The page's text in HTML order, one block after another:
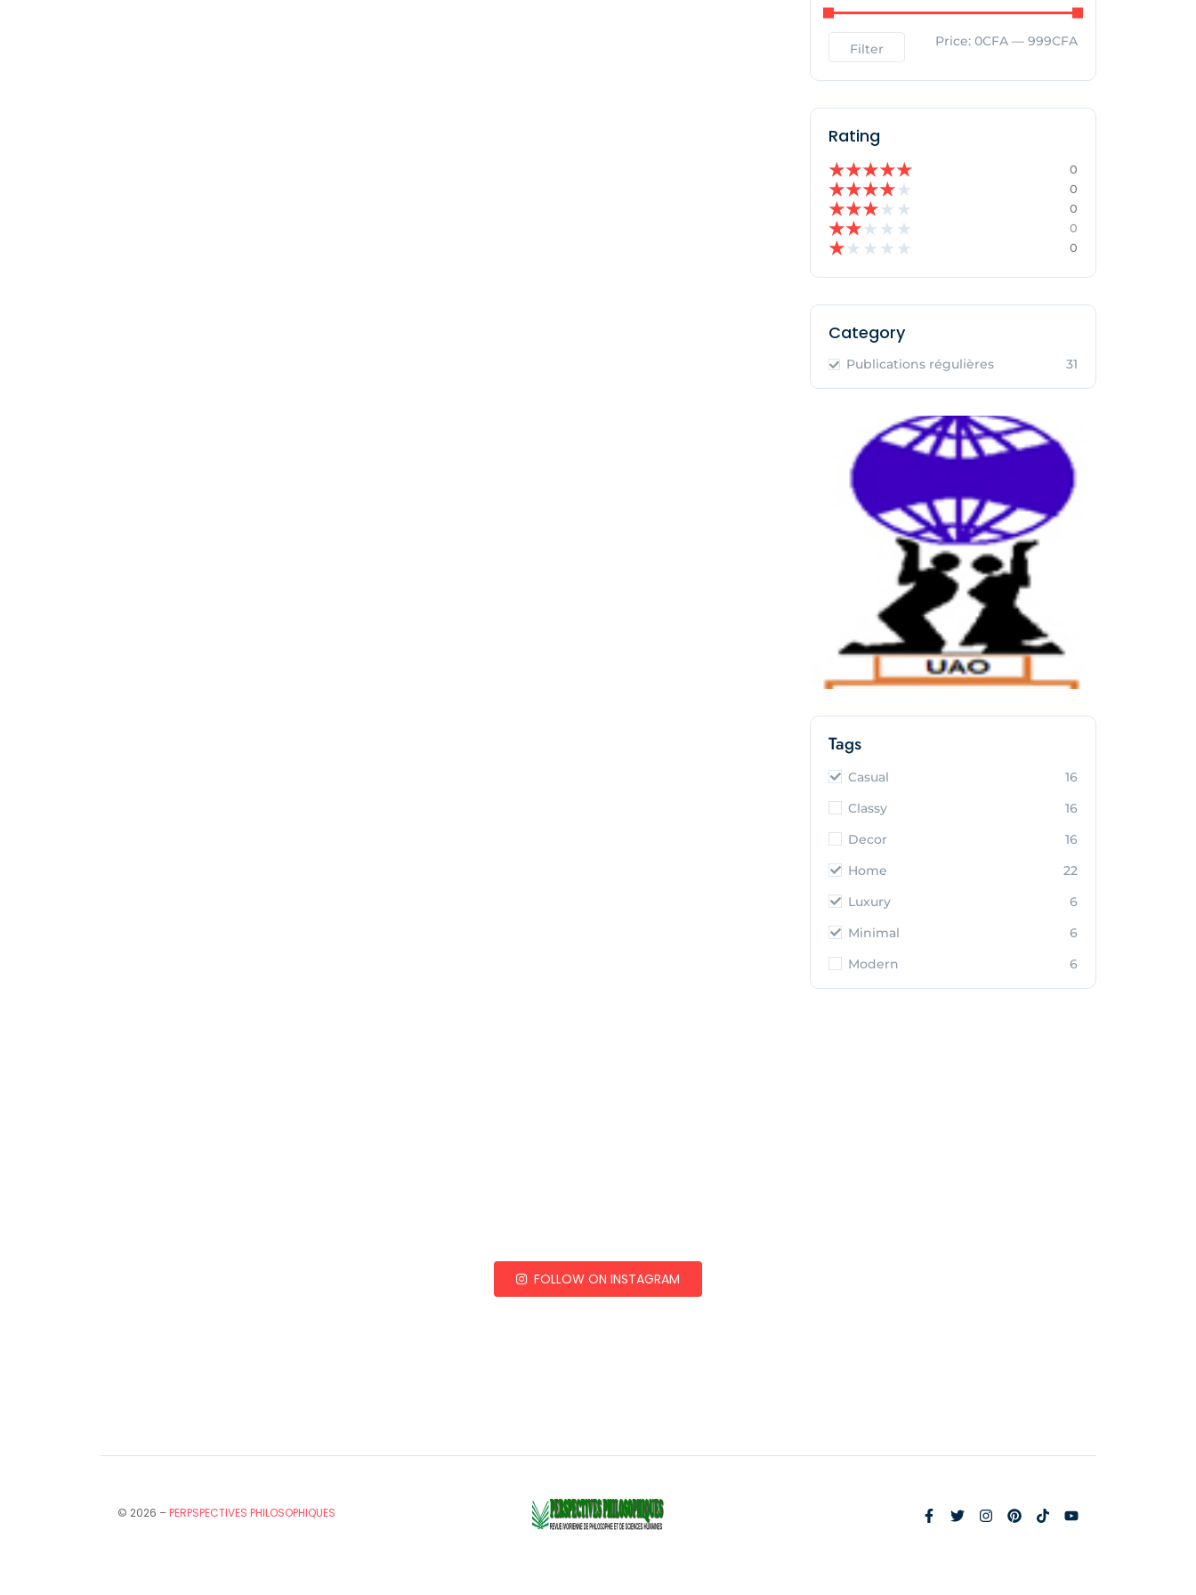
Filter Price: 0CFA — 999CFA
Rating
★★★★★ 0
★★★★★ 0
★★★★ ★ 0
★★★ ★ ★ 0
★★ ★ ★ ★ 0
Category
Publications régulières 31
Tags
Casual
16
Classy
16
Decor
16
Home
22
Luxury
6
Minimal
6
Modern
6
FOLLOW ON INSTAGRAM
© 2026 –PERPSPECTIVES PHILOSOPHIQUES